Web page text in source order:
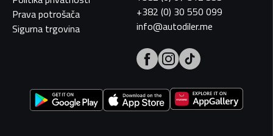
Prava potrošača
Sigurna trgovina
+382 (0) 30 550 099
info@autodiler.me